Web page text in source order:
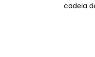
cadeia